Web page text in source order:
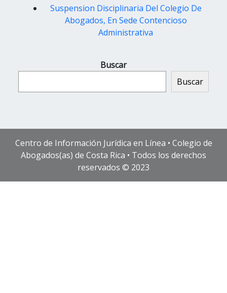
Suspension Disciplinaria Del Colegio De
Abogados, En Sede Contencioso
Administrativa
Buscar
Buscar
Centro de Información Jurídica en Línea • Colegio de
Abogados(as) de Costa Rica • Todos los derechos
reservados © 2023